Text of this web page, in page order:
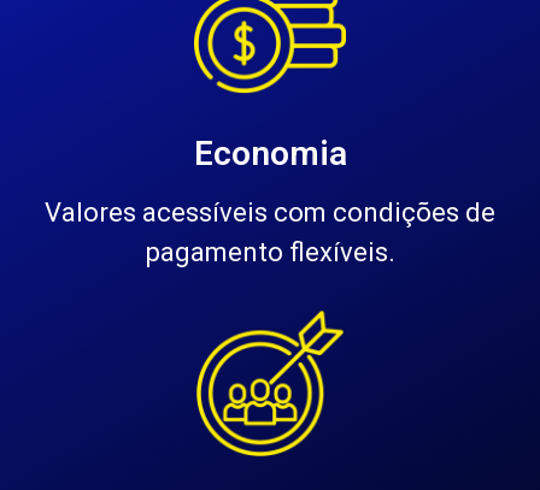
Economia
Valores acessíveis com condições de
pagamento flexíveis.